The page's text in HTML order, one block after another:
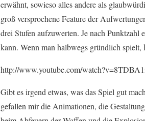
erwähnt, sowieso alles andere als
groß versprochene Feature der
drei Stufen aufzuwerten. Je nach Punktzahl
kann. Wenn man halbwegs gründlich
http://www.youtube.com/
Gibt es irgend etwas, was das Spiel gut
gefallen mir die Animationen, die